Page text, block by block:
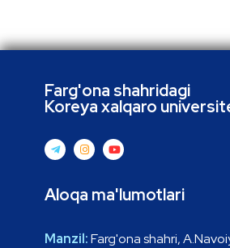
Farg'ona shahridagi
Koreya xalqaro
Aloqa ma'lumotlari
Manzil:Farg'ona shahri,